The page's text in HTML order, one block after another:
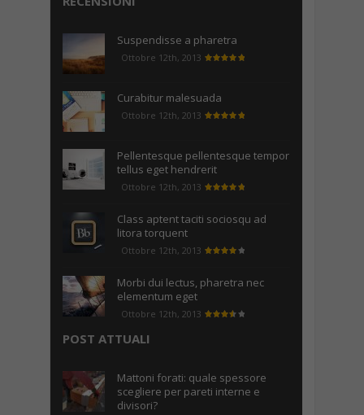
Suspendisse a pharetra
Ottobre 12th, 2013
Curabitur malesuada
Ottobre 12th, 2013
Pellentesque pellentesque tempor
tellus eget hendrerit
Ottobre 12th, 2013
Class aptent taciti sociosqu ad
litora torquent
Ottobre 12th, 2013
Morbi dui lectus, pharetra nec
elementum eget
Ottobre 12th, 2013
POST ATTUALI
Mattoni forati: quale spessore
scegliere per pareti interne e
divisori?